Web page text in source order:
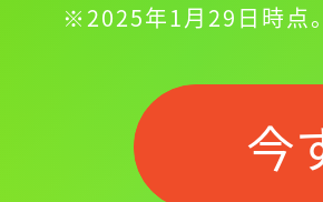
※2025年1月29日時点。
今